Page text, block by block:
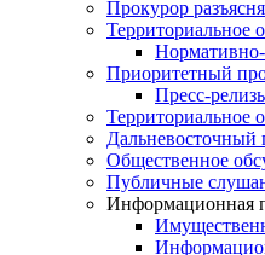
Прокурор
Территориальное
Приоритетный
Пресс-
Территориальное
Дальневосточный
Общественное
Публичные
Информационная